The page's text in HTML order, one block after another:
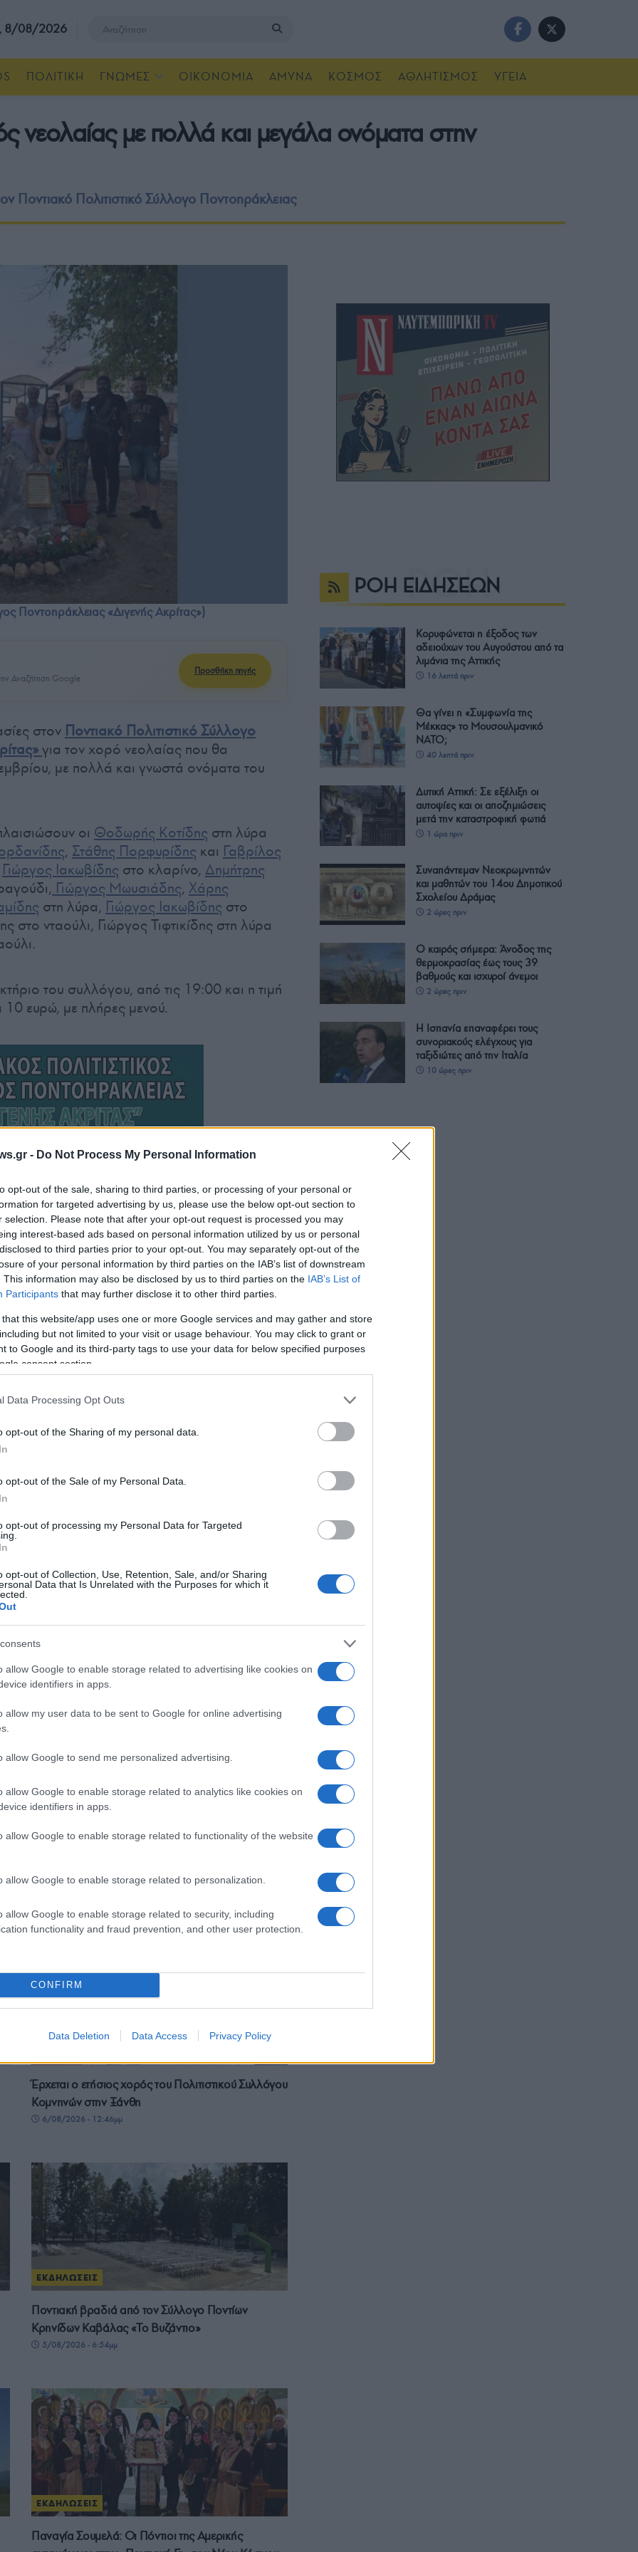
- Do Not Process My Personal Information
opt-out of the sale, sharing to third parties, or processing of your personal or
for targeted advertising by us, please use the below opt-out section to
selection. Please note that after your opt-out request is processed you may
interest-based ads based on personal information utilized by us or personal
to third parties prior to your opt-out. You may separately opt-out of the
of your personal information by third parties on the IAB’s list of downstream
This information may also be disclosed by us to third parties on the IAB’s List of
Participants that may further disclose it to other third parties.
that this website/app uses one or more Google services and may gather and store
but not limited to your visit or usage behaviour. You may click to grant or
to Google and its third-party tags to use your data for below specified purposes
consent section.
Data Processing Opt Outs
opt-out of the Sharing of my personal data.
opt-out of the Sale of my Personal Data.
opt-out of processing my Personal Data for Targeted
opt-out of Collection, Use, Retention, Sale, and/or Sharing
Data that Is Unrelated with the Purposes for which it
allow Google to enable storage related to advertising like cookies on
identifiers in apps.
allow my user data to be sent to Google for online advertising
allow Google to send me personalized advertising.
allow Google to enable storage related to analytics like cookies on
identifiers in apps.
allow Google to enable storage related to functionality of the website
allow Google to enable storage related to personalization.
allow Google to enable storage related to security, including
functionality and fraud prevention, and other user protection.
CONFIRM
Data Deletion Data Access Privacy Policy
8/08/2026
ΠΟΛΙΤΙΚΗ ΓΝΩΜΕΣ ΟΙΚΟΝΟΜΙΑ ΑΜΥΝΑ ΚΟΣΜΟΣ ΑΘΛΗΤΙΣΜΟΣ ΥΓΕΙΑ
νεολαίας με πολλά και μεγάλα ονόματα στην
Ποντιακό Πολιτιστικό Σύλλογο Ποντοηράκλειας
Ποντοηράκλειας «Διγενής Ακρίτας»)
Αναζήτηση Google
Προσθήκη πηγής
στον Ποντιακό Πολιτιστικό Σύλλογο
για τον χορό νεολαίας που θα
με πολλά και γνωστά ονόματα του
οι Θοδωρής Κοτίδης στη λύρα
, Στάθης Πορφυρίδης και Γαβρίλος
Γιώργος Ιακωβίδης στο κλαρίνο, Δημήτρης
Γιώργος Μωυσιάδης, Χάρης
στη λύρα, Γιώργος Ιακωβίδης στο
στο νταούλι, Γιώργος Τιφτικίδης στη λύρα
του συλλόγου, από τις 19:00 και η τιμή
ευρώ, με πλήρες μενού.
Tweet Send
μας στοGoogle News
ΕΚΔΗΛΩΣΕΙΣ
Γενοκτονία των Ασσυρίων: Εκδήλωση μνήμης στις 7
6/08/2026 - 9:58μμ
Έρχεται ο ετήσιος χορός του Πολιτιστικού Συλλόγου
Κομνηνών στην Ξάνθη
6/08/2026 - 12:46μμ
ΕΚΔΗΛΩΣΕΙΣ
Ποντιακή βραδιά από τον Σύλλογο Ποντίων
Κρηνίδων Καβάλας «Το Βυζάντιο»
5/08/2026 - 6:54μμ
ΕΚΔΗΛΩΣΕΙΣ
Παναγία Σουμελά: Οι Πόντιοι της Αμερικής
ΡΟΗ ΕΙΔΗΣΕΩΝ
Κορυφώνεται η έξοδος των
αδειούχων του Αυγούστου από τα
λιμάνια της Αττικής
16 λεπτά πριν
Θα γίνει η «Συμφωνία της
Μέκκας» το Μουσουλμανικό
ΝΑΤΟ;
40 λεπτά πριν
Δυτική Αττική: Σε εξέλιξη οι
αυτοψίες και οι αποζημιώσεις
μετά την καταστροφική φωτιά
1 ώρα πριν
Συναπάντεμαν Νεοκρωμνητών
και μαθητών του 14ου Δημοτικού
Σχολείου Δράμας
2 ώρες πριν
Ο καιρός σήμερα: Άνοδος της
θερμοκρασίας έως τους 39
βαθμούς και ισχυροί άνεμοι
2 ώρες πριν
Η Ισπανία επαναφέρει τους
συνοριακούς ελέγχους για
ταξιδιώτες από την Ιταλία
10 ώρες πριν